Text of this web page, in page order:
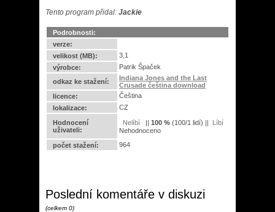
Tento program přidal: Jackie
Podrobnosti:
verze:
velikost (MB):
3,1
výrobce:
Patrik Špaček
odkaz ke stažení:
Indiana Jones and the Last
Crusade čeština download
licence:
Čeština
lokalizace:
CZ
Hodnocení
uživateli:
|| 100 % (100/1 lidí) ||
Nehodnoceno
počet stažení:
964
Poslední komentáře v diskuzi
(celkem 0)